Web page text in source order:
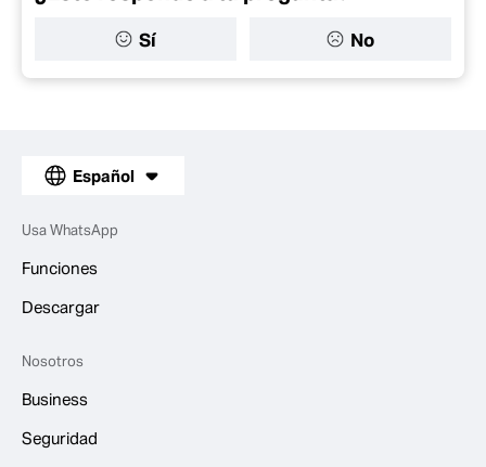
Sí No
Español
Usa WhatsApp
Funciones
Descargar
Nosotros
Business
Seguridad